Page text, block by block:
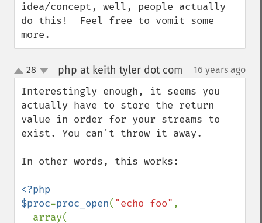
idea/concept, well, people actually
do this!  Feel free to vomit some
more.
up
down
28 php at keith tyler dot com 16 years ago
Interestingly enough, it seems you
actually have to store the return
value in order for your streams to
exist. You can't throw it away.
In other words, this works:
<?php
$proc=proc_open( "echo foo" ,